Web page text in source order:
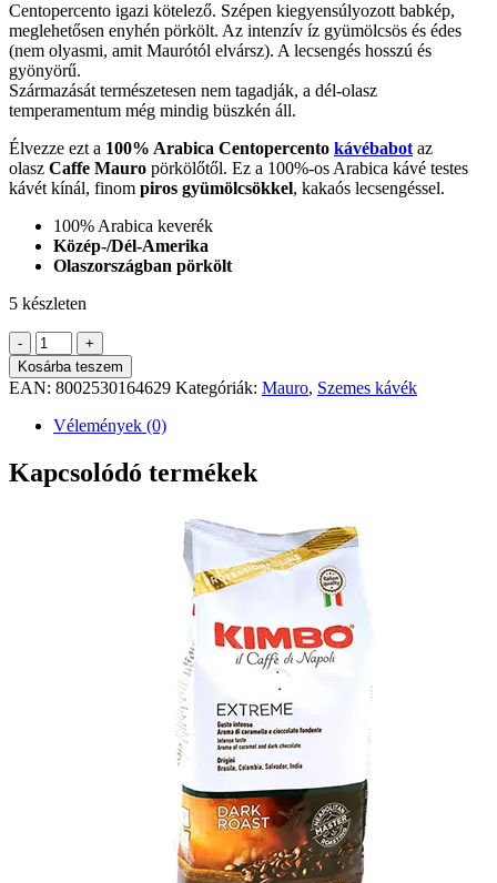
Centopercento igazi kötelező. Szépen kiegyensúlyozott babkép,
meglehetősen enyhén pörkölt. Az intenzív íz gyümölcsös és édes
(nem olyasmi, amit Maurótól elvársz). A lecsengés hosszú és
gyönyörű.
Származását természetesen nem tagadják, a dél-olasz
temperamentum még mindig büszkén áll.
Élvezze ezt a 100% Arabica Centopercento kávébabot az
olasz Caffe Mauro pörkölőtől. Ez a 100%-os Arabica kávé testes
kávét kínál, finom piros gyümölcsökkel, kakaós lecsengéssel.
100% Arabica keverék
Közép-/Dél-Amerika
Olaszországban pörkölt
5 készleten
-
Mauro
Centopercento
szemes
kávé
1
mennyiség
+
Kosárba teszem
EAN: 8002530164629 Kategóriák: Mauro, Szemes kávék
Vélemények (0)
Kapcsolódó termékek